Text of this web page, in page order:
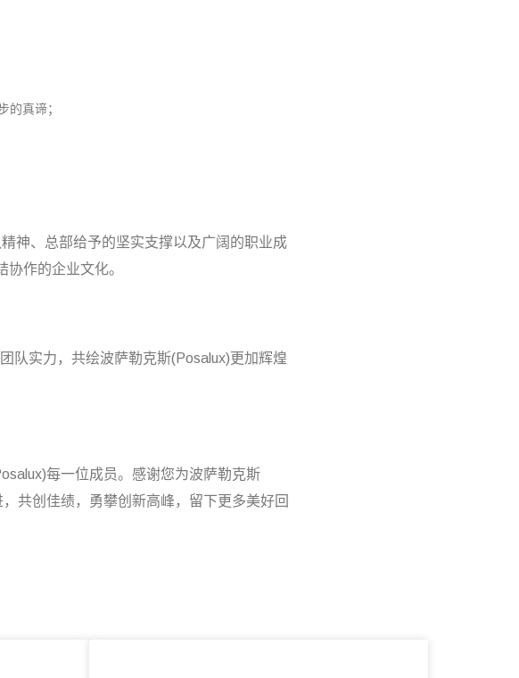
真谛；
神、总部给予的坚实支撑以及广阔的职业成
作的企业文化。
队实力，共绘波萨勒克斯(Posalux)更加辉煌
每一位成员。感谢您为波萨勒克斯
共创佳绩，勇攀创新高峰，留下更多美好回